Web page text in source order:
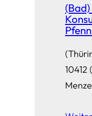
10412